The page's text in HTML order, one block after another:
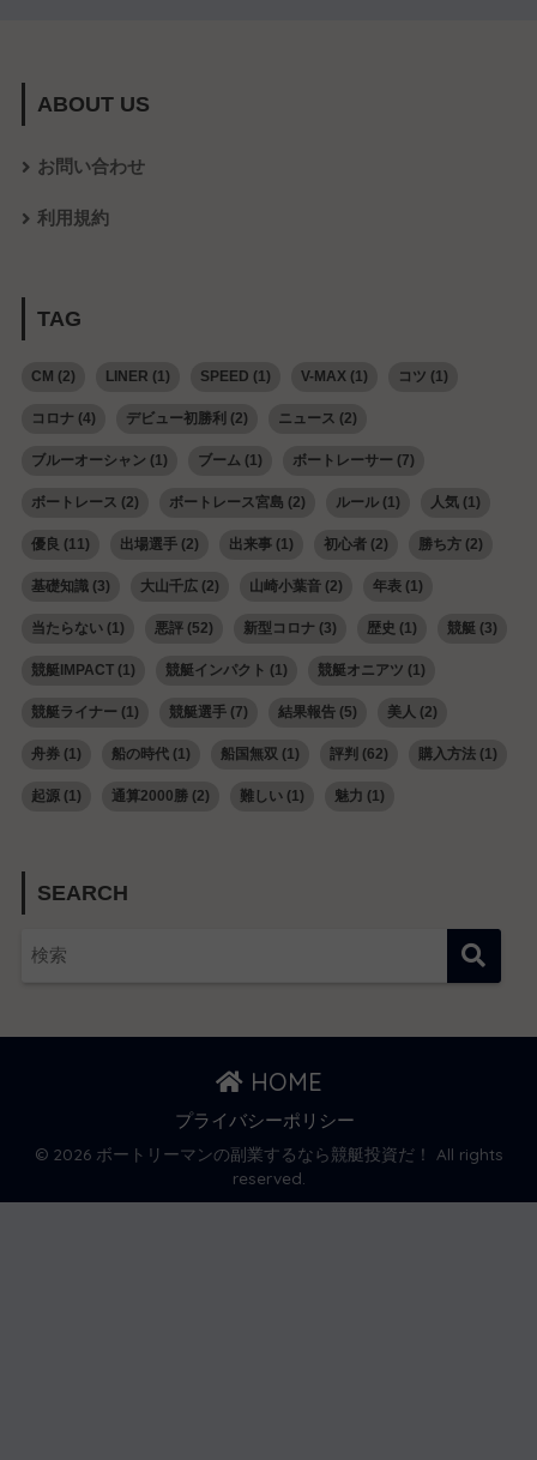
ABOUT US
お問い合わせ
利用規約
TAG
CM (2) LINER (1) SPEED (1) V-MAX(1) コツ (1)
コロナ(4) デビュー初勝利 (2) ニュース (2)
ブルーオーシャン (1) ブーム(1) ボートレーサー (7)
ボートレース (2) ボートレース宮島 (2) ルール(1) 人気(1)
優良 (11) 出場選手(2) 出来事(1) 初心者(2) 勝ち方(2)
基礎知識(3) 大山千広(2) 山崎小葉音(2) 年表(1)
当たらない(1) 悪評(52) 新型コロナ(3) 歴史 (1) 競艇 (3)
競艇IMPACT(1) 競艇インパクト (1) 競艇オニアツ (1)
競艇ライナー (1) 競艇選手(7) 結果報告(5) 美人 (2)
舟券(1) 船の時代(1) 船国無双 (1) 評判 (62) 購入方法(1)
起源(1) 通算2000勝(2) 難しい(1) 魅力 (1)
SEARCH
HOME
プライバシーポリシー
© 2026 ボートリーマンの副業するなら競艇投資だ！ All rights
reserved.